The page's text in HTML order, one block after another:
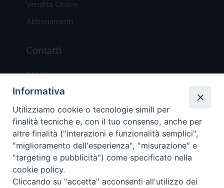
Vendita Online
Abbonamenti
Contatti
Chi Siamo
Redazione
Scrivici
Copyright © 2019 - Tutti i diritti riservati - Vita
Informativa
Utilizziamo cookie o tecnologie simili per
finalità tecniche e, con il tuo consenso, anche per
altre finalità ("interazioni e funzionalità semplici",
"miglioramento dell'esperienza", "misurazione" e
"targeting e pubblicità") come specificato nella
cookie policy.
Cliccando su "accetta" acconsenti all'utilizzo dei